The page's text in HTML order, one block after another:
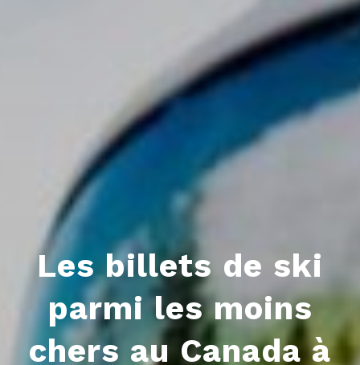
Les billets de ski
parmi les moins
chers au Canada à